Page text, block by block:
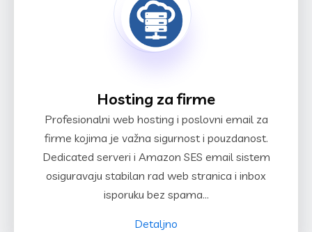
Hosting za firme
Profesionalni web hosting i poslovni email za
firme kojima je važna sigurnost i pouzdanost.
Dedicated serveri i Amazon SES email sistem
osiguravaju stabilan rad web stranica i inbox
isporuku bez spama...
Detaljno